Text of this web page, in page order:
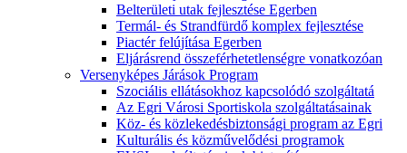
Belterületi utak fejlesztése Egerben
Termál- és Strandfürdő komplex fejlesztése
Piactér felújítása Egerben
Eljárásrend összeférhetetlenségre vonatkozóan
Versenyképes Járások Program
Szociális ellátásokhoz kapcsolódó szolgáltatá
Az Egri Városi Sportiskola szolgáltatásainak
Köz- és közlekedésbiztonsági program az Egri
Kulturális és közművelődési programok